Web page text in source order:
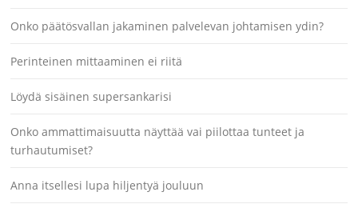
Onko päätösvallan jakaminen palvelevan johtamisen ydin?
Perinteinen mittaaminen ei riitä
Löydä sisäinen supersankarisi
Onko ammattimaisuutta näyttää vai piilottaa tunteet ja
turhautumiset?
Anna itsellesi lupa hiljentyä jouluun